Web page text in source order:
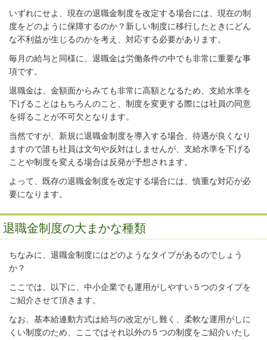
いずれにせよ、現在の退職金制度を改定する場合には、現在の制
度をどのように保障するのか？新しい制度に移行したときにどん
な不利益が生じるのかを考え、対応する必要があります。
毎月の給与と同様に、退職金は労働条件の中でも非常に重要な事
項です。
退職金は、金額面からみても非常に高額となるため、支給水準を
下げることはもちろんのこと、制度を変更する際には社員の同意
を得ることが不可欠となります。
当然ですが、新規に退職金制度を導入する場合、待遇が良くなり
ますので誰も社員は文句や反対はしませんが、支給水準を下げる
ことや制度を変える場合は反発が予想されます。
よって、既存の退職金制度を改定する場合には、慎重な対応が必
要になります。
退職金制度の大まかな種類
ちなみに、退職金制度にはどのようなタイプがあるのでしょう
か？
ここでは、以下に、中小企業でも運用がしやすい５つのタイプを
ご紹介させて頂きます。
なお、基本給連動方式は給与の改定がし難く、柔軟な運用がしに
くい制度のため、ここではそれ以外の５つの制度をご紹介いたし